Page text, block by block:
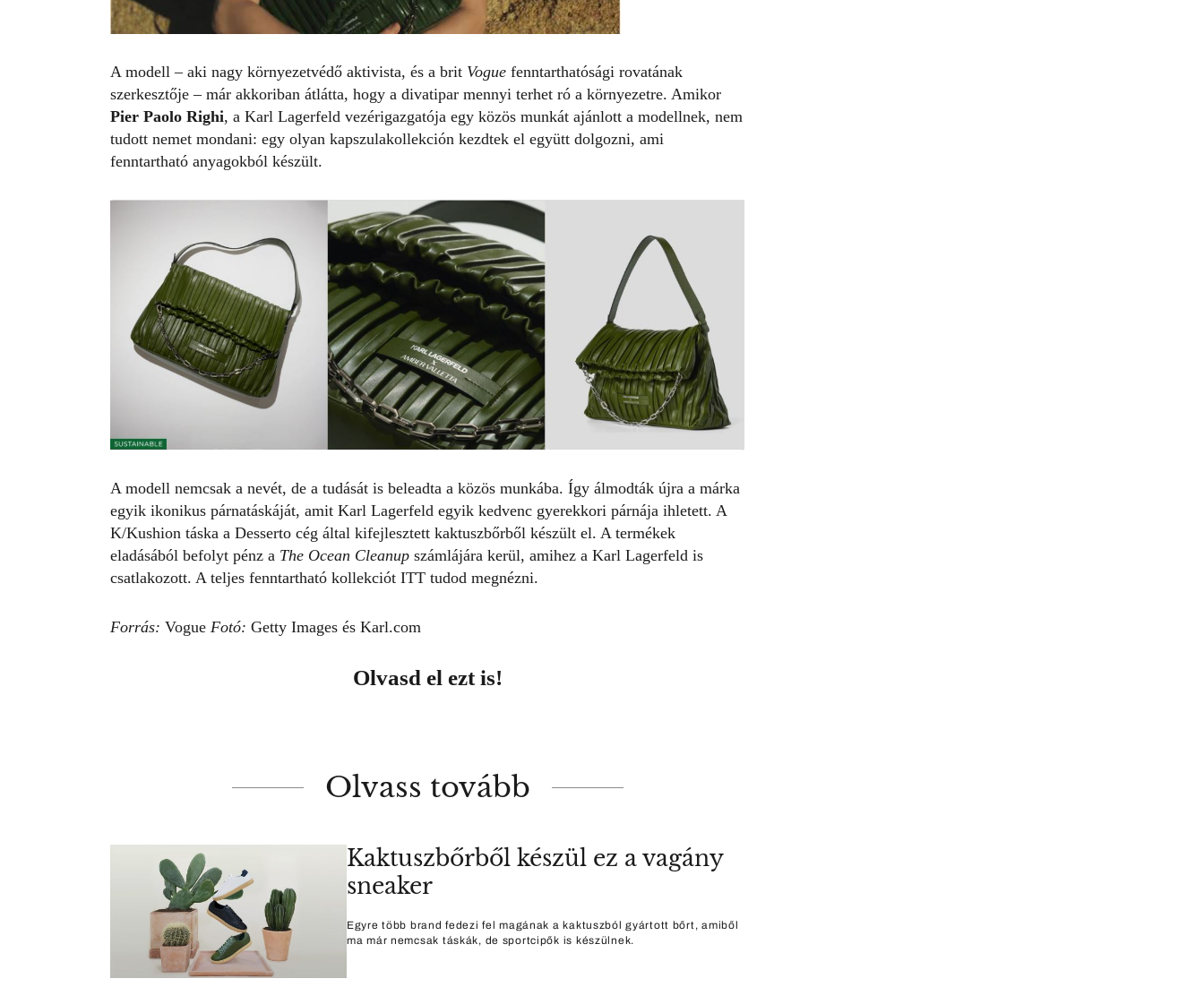
A modell – aki nagy környezetvédő aktivista, és a brit Vogue fenntarthatósági rovatának
szerkesztője – már akkoriban átlátta, hogy a divatipar mennyi terhet ró a környezetre. Amikor
Pier Paolo Righi, a Karl Lagerfeld vezérigazgatója egy közös munkát ajánlott a modellnek, nem
tudott nemet mondani: egy olyan kapszulakollekción kezdtek el együtt dolgozni, ami
fenntartható anyagokból készült.
A modell nemcsak a nevét, de a tudását is beleadta a közös munkába. Így álmodták újra a márka
egyik ikonikus párnatáskáját, amit Karl Lagerfeld egyik kedvenc gyerekkori párnája ihletett. A
K/Kushion táska a Desserto cég által kifejlesztett kaktuszbőrből készült el. A termékek
eladásából befolyt pénz a The Ocean Cleanup számlájára kerül, amihez a Karl Lagerfeld is
csatlakozott. A teljes fenntartható kollekciót ITT tudod megnézni.
Forrás: Vogue Fotó: Getty Images és Karl.com
Olvasd el ezt is!
Olvass tovább
Kaktuszbőrből készül ez a vagány
sneaker
Egyre több brand fedezi fel magának a kaktuszból gyártott bőrt, amiből
ma már nemcsak táskák, de sportcipők is készülnek.